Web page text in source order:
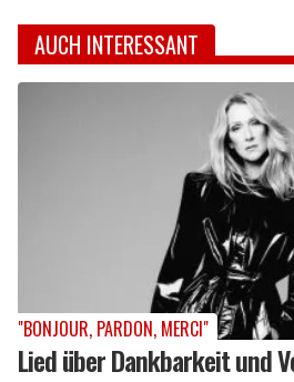
AUCH INTERESSANT
"BONJOUR, PARDON, MERCI"
Lied über Dankbarkeit und